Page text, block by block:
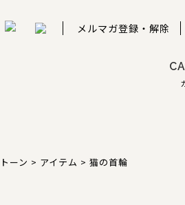
メルマガ登録・解除
ーン > アイテム > 猫の首輪